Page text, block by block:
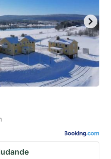
key
to
get
the
keyboard
shortcuts